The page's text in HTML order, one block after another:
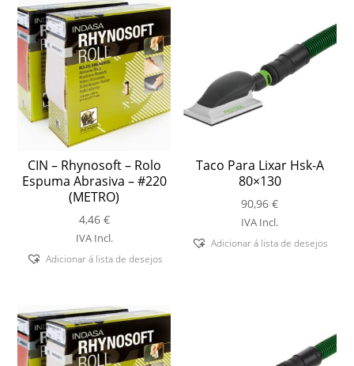
CIN – Rhynosoft – Rolo
Espuma Abrasiva – #220
(METRO)
4,46 €
IVA Incl.
Adicionar á lista de desejos
Taco Para Lixar Hsk-A
80×130
90,96€
IVA Incl.
Adicionar á lista de desejos